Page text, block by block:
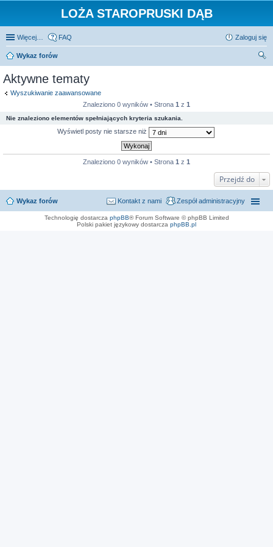
LOŻA STAROPRUSKI DĄB
Więcej… FAQ Zaloguj się
Wykaz forów
Aktywne tematy
Wyszukiwanie zaawansowane
Znaleziono 0 wyników • Strona 1 z 1
Nie znaleziono elementów spełniających kryteria szukania.
Wyświetl posty nie starsze niż
Znaleziono 0 wyników • Strona 1 z 1
Przejdź do
Wykaz forów Zespół administracyjny
Kontakt z nami
Technologię dostarcza phpBB® Forum Software © phpBB Limited
Polski pakiet językowy dostarcza phpBB.pl